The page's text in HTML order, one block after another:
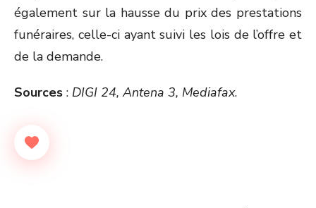
également sur la hausse du prix des prestations
funéraires, celle-ci ayant suivi les lois de l’offre et
de la demande.
Sources : DIGI 24, Antena 3, Mediafax.